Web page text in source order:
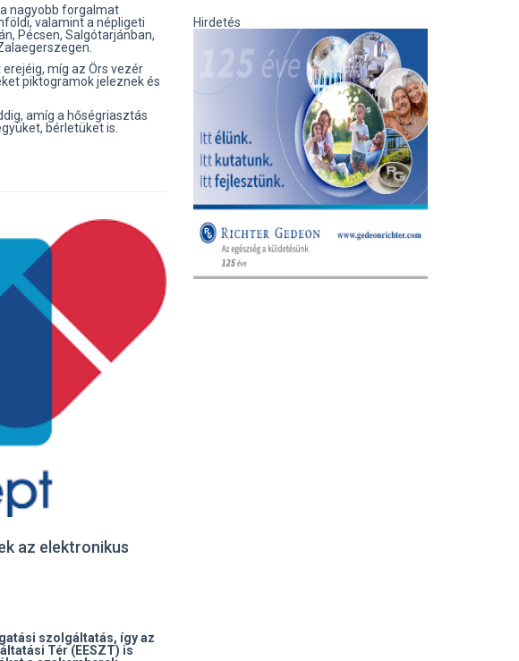
nagyobb forgalmat
valamint a népligeti
Pécsen, Salgótarjánban,
míg az Örs vezér
piktogramok jeleznek és
amíg a hőségriasztás
bérletüket is.
az elektronikus
szolgáltatás, így az
Tér (EESZT) is
Hirdetés